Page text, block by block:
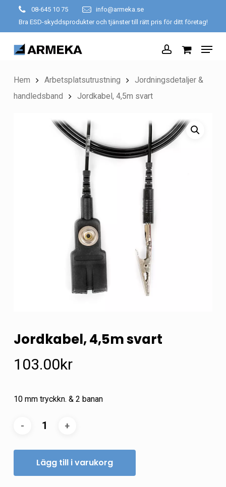
content
08-645 10 75
info@armeka.se
Bra ESD-skyddsprodukter och tjänster till rätt pris för ditt företag!
Menu
Hem Arbetsplatsutrustning
Jordningsdetaljer &
handledsband
Jordkabel, 4,5m svart
Jordkabel, 4,5m svart
103.00kr
10 mm tryckkn. & 2 banan
Lägg till i varukorg
Close
Menu